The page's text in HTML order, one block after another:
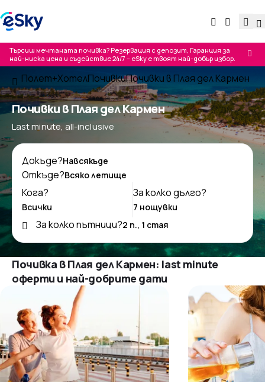
Търсиш мечтаната почивка? Резервация с депозит, Гаранция за
най-ниска цена и съдействие 24/7 – eSky е твоят най-добър избор.
Полет+ХотелПочивкиПочивки в Плая дел Кармен
Почивки в Плая дел Кармен
Last minute, all-inclusive
Докъде?
Откъде?
Кога?
За колко дълго?
За колко пътници?
Почивка в Плая дел Кармен: last minute
оферти и най-добрите дати